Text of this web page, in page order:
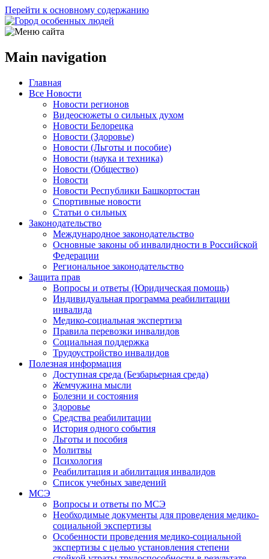
Перейти к основному содержанию
Main navigation
Главная
Все Новости
Новости регионов
Видеосюжеты о сильных духом
Новости Белорецка
Новости (Здоровье)
Новости (Льготы и пособие)
Новости (наука и техника)
Новости (Общество)
Новости
Новости Республики Башкортостан
Спортивные новости
Статьи о сильных
Законодательство
Международное законодательство
Основные законы об инвалидности в Российской
Федерации
Региональное законодательство
Защита прав
Вопросы и ответы (Юридическая помощь)
Индивидуальная программа реабилитации
инвалида
Медико-социальная экспертиза
Правила перевозки инвалидов
Социальная поддержка
Трудоустройство инвалидов
Полезная информация
Доступная среда (Безбарьерная среда)
Жемчужина мысли
Болезни и состояния
Здоровье
Средства реабилитации
История одного события
Льготы и пособия
Молитвы
Психология
Реабилитация и абилитация инвалидов
Список учебных заведений
МСЭ
Вопросы и ответы по МСЭ
Необходимые документы для проведения медико-
социальной экспертизы
Особенности проведения медико-социальной
экспертизы с целью установления степени